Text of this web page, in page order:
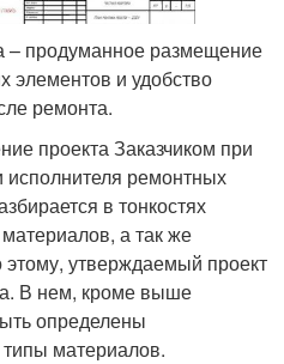
– продуманное размещение
элементов и удобство
ремонта.
проекта Заказчиком при
исполнителя ремонтных
в тонкостях
а так же
утверждаемый проект
В нем, кроме выше
определены
материалов.